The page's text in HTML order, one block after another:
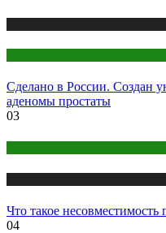
Сделано в России. Создан
аденомы простаты
03
Что такое несовместимость
04